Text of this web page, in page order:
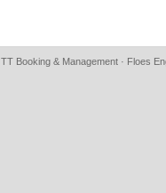
TT Booking & Management · Floes